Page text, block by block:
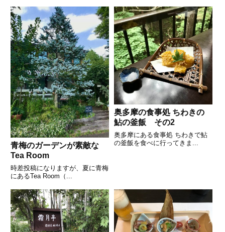
青梅のガーデンが素敵な
Tea Room
時差投稿になりますが、夏に青梅
にあるTea Room（...
奥多摩の食事処 ちわきの
鮎の釜飯 その2
奥多摩にある食事処 ちわきで鮎
の釜飯を食べに行ってきま...